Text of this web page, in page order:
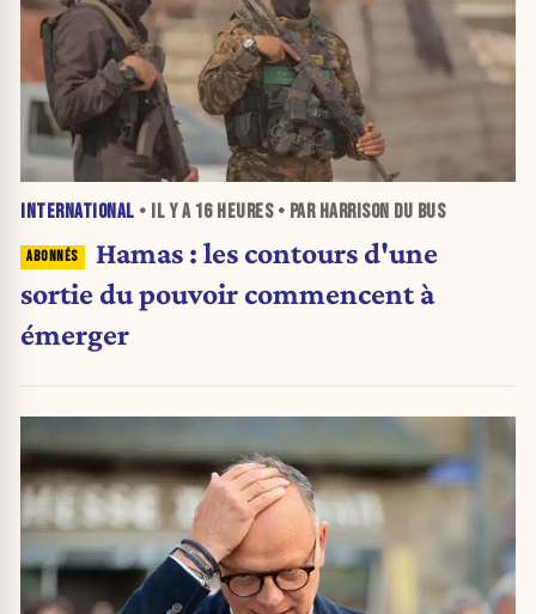
INTERNATIONAL • IL Y A 16 HEURES• PAR HARRISON DU BUS
Hamas : les contours d'une
sortie du pouvoir commencent à
émerger